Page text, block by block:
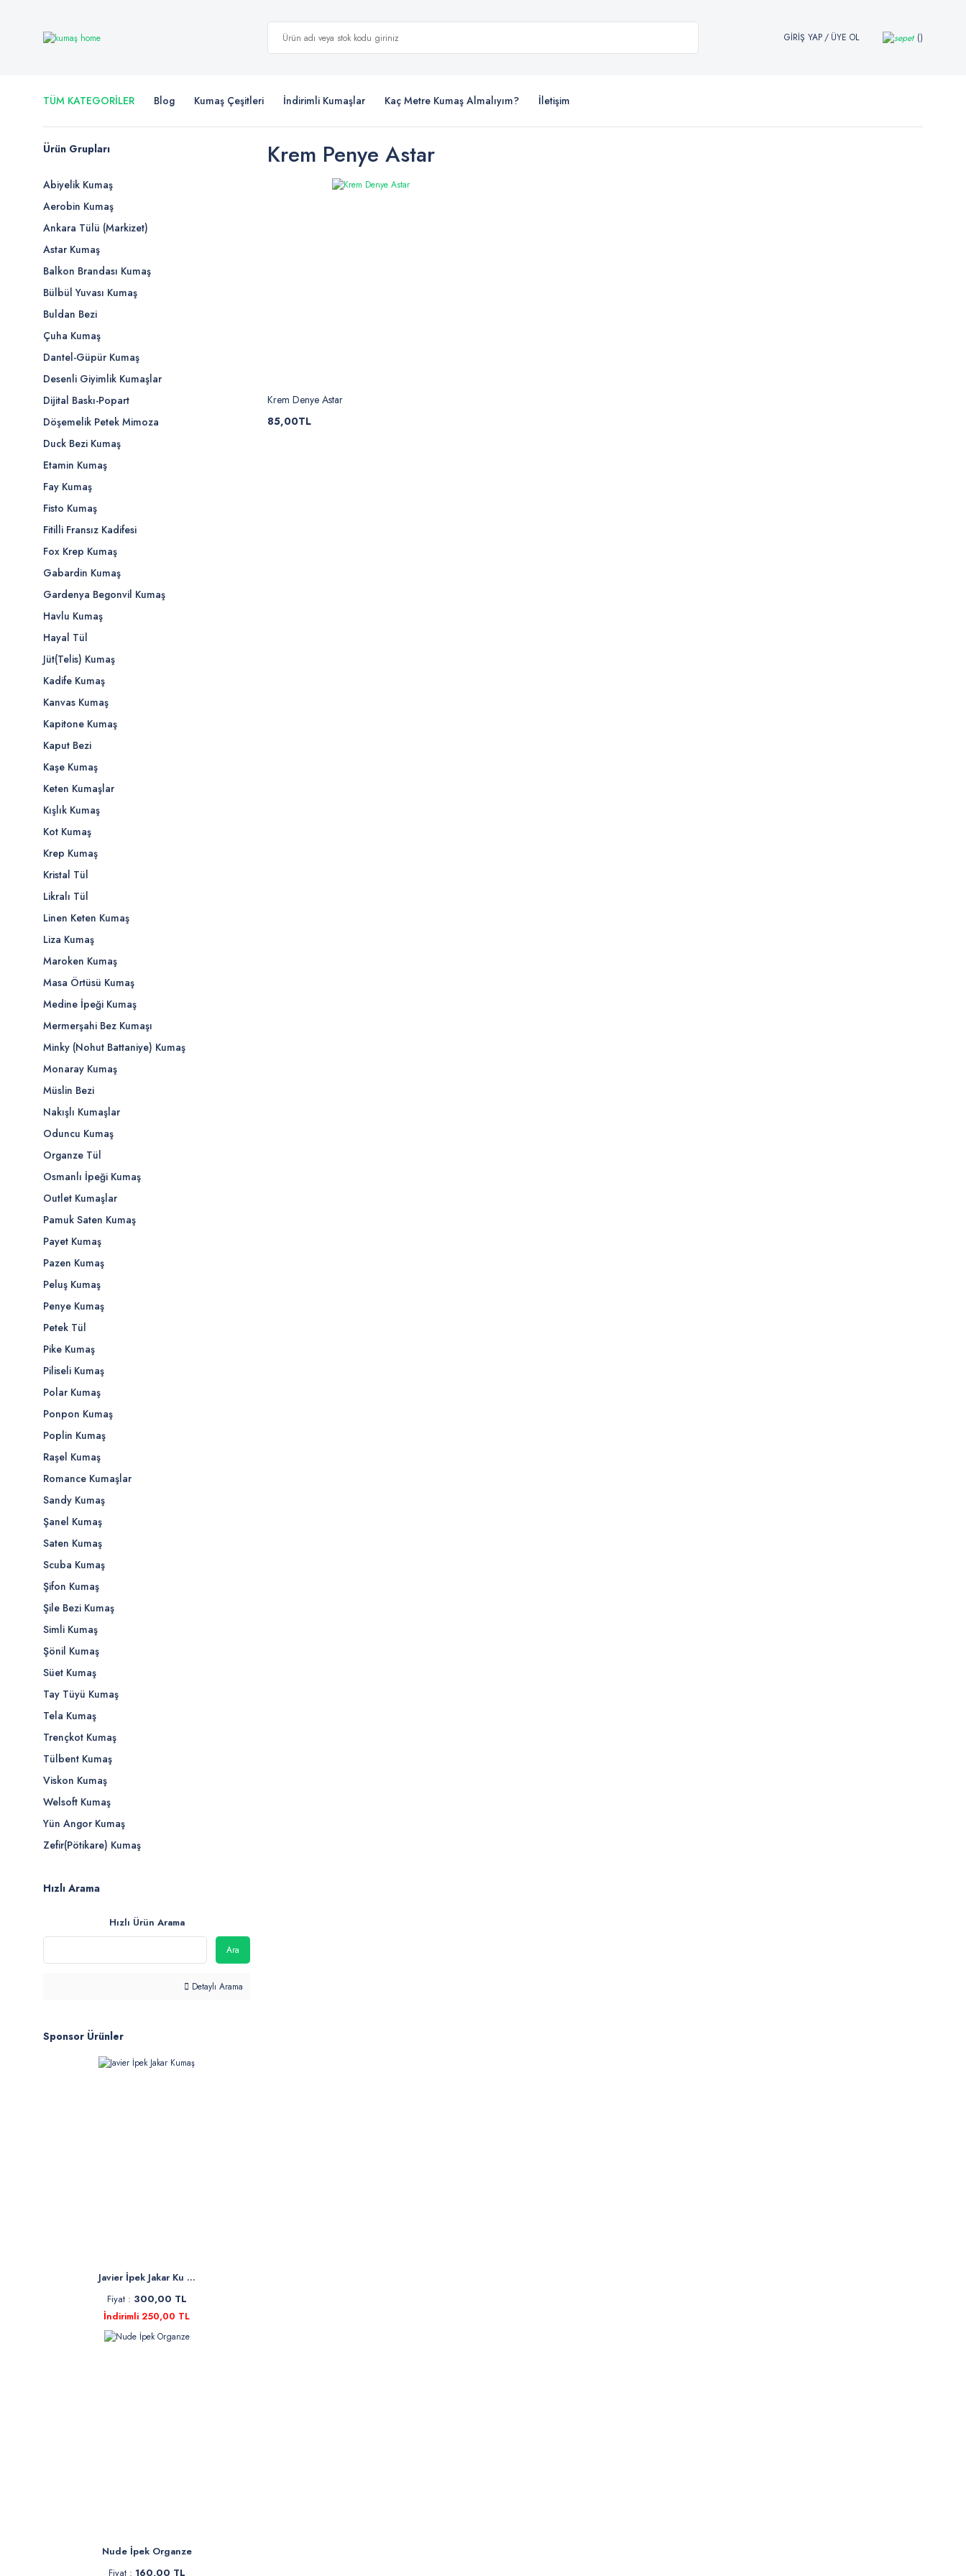
GİRİŞ YAP/ ÜYE OL
TÜM KATEGORİLER Blog Kumaş Çeşitleri İndirimli Kumaşlar Kaç Metre Kumaş Almalıyım? İletişim
Ürün Grupları
Abiyelik Kumaş
Aerobin Kumaş
Ankara Tülü (Markizet)
Astar Kumaş
Balkon Brandası Kumaş
Bülbül Yuvası Kumaş
Buldan Bezi
Çuha Kumaş
Dantel-Güpür Kumaş
Desenli Giyimlik Kumaşlar
Dijital Baskı-Popart
Döşemelik Petek Mimoza
Duck Bezi Kumaş
Etamin Kumaş
Fay Kumaş
Fisto Kumaş
Fitilli Fransız Kadifesi
Fox Krep Kumaş
Gabardin Kumaş
Gardenya Begonvil Kumaş
Havlu Kumaş
Hayal Tül
Jüt(Telis) Kumaş
Kadife Kumaş
Kanvas Kumaş
Kapitone Kumaş
Kaput Bezi
Kaşe Kumaş
Keten Kumaşlar
Kışlık Kumaş
Kot Kumaş
Krep Kumaş
Kristal Tül
Likralı Tül
Linen Keten Kumaş
Liza Kumaş
Maroken Kumaş
Masa Örtüsü Kumaş
Medine İpeği Kumaş
Mermerşahi Bez Kumaşı
Minky (Nohut Battaniye) Kumaş
Monaray Kumaş
Müslin Bezi
Nakışlı Kumaşlar
Oduncu Kumaş
Organze Tül
Osmanlı İpeği Kumaş
Outlet Kumaşlar
Pamuk Saten Kumaş
Payet Kumaş
Pazen Kumaş
Peluş Kumaş
Penye Kumaş
Petek Tül
Pike Kumaş
Piliseli Kumaş
Polar Kumaş
Ponpon Kumaş
Poplin Kumaş
Raşel Kumaş
Romance Kumaşlar
Sandy Kumaş
Şanel Kumaş
Saten Kumaş
Scuba Kumaş
Şifon Kumaş
Şile Bezi Kumaş
Simli Kumaş
Şönil Kumaş
Süet Kumaş
Tay Tüyü Kumaş
Tela Kumaş
Trençkot Kumaş
Tülbent Kumaş
Viskon Kumaş
Welsoft Kumaş
Yün Angor Kumaş
Zefir(Pötikare) Kumaş
Hızlı Arama
Hızlı Ürün Arama
Ara
Detaylı Arama
Sponsor Ürünler
Javier İpek Jakar Ku ...
Fiyat : 300,00 TL
İndirimli 250,00 TL
Nude İpek Organze
Fiyat : 160,00 TL
Krem Penye Astar
Krem Denye Astar
85,00TL